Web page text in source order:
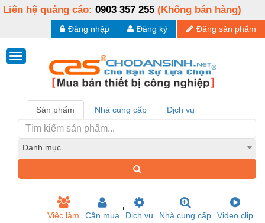
Liên hệ quảng cáo: 0903 357 255 (Không bán hàng)
Đăng sản phẩm
Đăng ký
Đăng nhập
Sản phẩm Nhà cung cấp Dịch vụ
Danh mục
Việc làm Cần mua Dịch vụ Nhà cung cấp Video clip